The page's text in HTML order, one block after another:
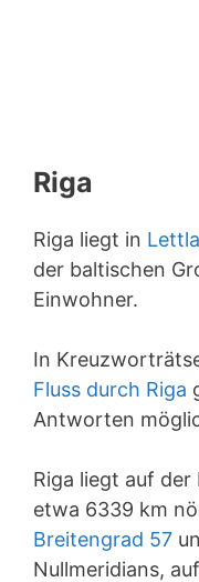
Riga
Riga liegt in
der baltischen
Einwohner.
In
Fluss durch Riga
Antworten
Riga liegt auf
etwa 6339 km
Breitengrad 57
Nullmeridians,